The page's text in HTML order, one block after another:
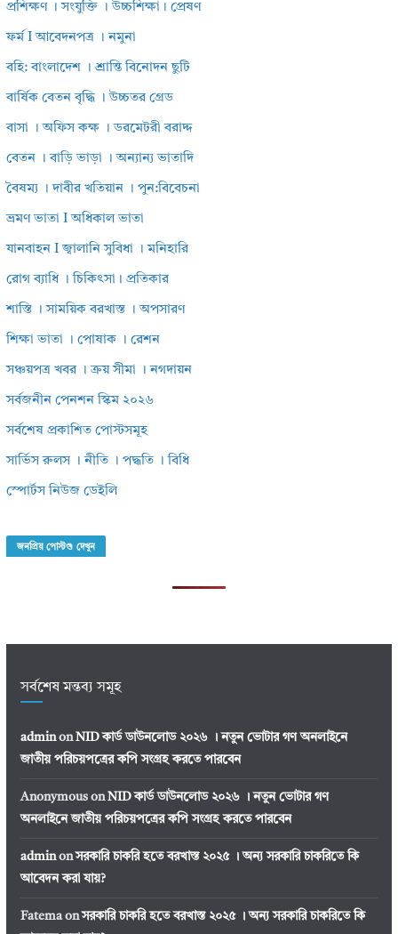
প্রশিক্ষণ । সংযুক্তি । উচ্চশিক্ষা। প্রেষণ
ফর্ম I আবেদনপত্র । নমুনা
বহি: বাংলাদেশ । শ্রান্তি বিনোদন ছুটি
বার্ষিক বেতন বৃদ্ধি । উচ্চতর গ্রেড
বাসা । অফিস কক্ষ । ডরমেটরী বরাদ্দ
বেতন । বাড়ি ভাড়া । অন্যান্য ভাতাদি
বৈষম্য । দাবীর খতিয়ান । পুন:বিবেচনা
ভ্রমণ ভাতা I অধিকাল ভাতা
যানবাহন I জ্বালানি সুবিধা । মনিহারি
রোগ ব্যাধি । চিকিৎসা। প্রতিকার
শাস্তি । সাময়িক বরখাস্ত । অপসারণ
শিক্ষা ভাতা । পোষাক । রেশন
সঞ্চয়পত্র খবর । ক্রয় সীমা । নগদায়ন
সর্বজনীন পেনশন স্কিম ২০২৬
সর্বশেষ প্রকাশিত পোস্টসমূহ
সার্ভিস রুলস । নীতি । পদ্ধতি । বিধি
স্পোর্টস নিউজ ডেইলি
জনপ্রিয় পোস্টগু দেখুন
সর্বশেষ মন্তব্য সমূহ
adminonNID কার্ড ডাউনলোড ২০২৬ । নতুন ভোটার গণ অনলাইনে
জাতীয় পরিচয়পত্রের কপি সংগ্রহ করতে পারবেন
AnonymousonNID কার্ড ডাউনলোড ২০২৬ । নতুন ভোটার গণ
অনলাইনে জাতীয় পরিচয়পত্রের কপি সংগ্রহ করতে পারবেন
adminonসরকারি চাকরি হতে বরখাস্ত ২০২৫ । অন্য সরকারি চাকরিতে কি
আবেদন করা যায়?
Fatemaonসরকারি চাকরি হতে বরখাস্ত ২০২৫ । অন্য সরকারি চাকরিতে কি